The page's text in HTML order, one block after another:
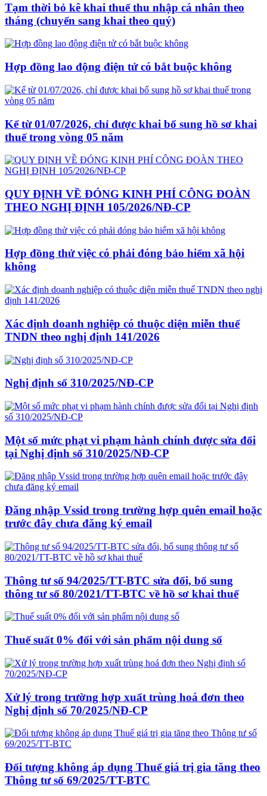
Tạm thời bỏ kê khai thuế thu nhập cá nhân theo
tháng (chuyển sang khai theo quý)
Hợp đồng lao động điện tử có bắt buộc không
Kể từ 01/07/2026, chỉ được khai bổ sung hồ sơ khai
thuế trong vòng 05 năm
QUY ĐỊNH VỀ ĐÓNG KINH PHÍ CÔNG ĐOÀN
THEO NGHỊ ĐỊNH 105/2026/NĐ-CP
Hợp đồng thử việc có phải đóng bảo hiểm xã hội
không
Xác định doanh nghiệp có thuộc diện miễn thuế
TNDN theo nghị định 141/2026
Nghị định số 310/2025/NĐ-CP
Một số mức phạt vi phạm hành chính được sửa đổi
tại Nghị định số 310/2025/NĐ-CP
Đăng nhập Vssid trong trường hợp quên email hoặc
trước đây chưa đăng ký email
Thông tư số 94/2025/TT-BTC sửa đổi, bổ sung
thông tư số 80/2021/TT-BTC về hồ sơ khai thuế
Thuế suất 0% đối với sản phẩm nội dung số
Xử lý trong trường hợp xuất trùng hoá đơn theo
Nghị định số 70/2025/NĐ-CP
Đối tượng không áp dụng Thuế giá trị gia tăng theo
Thông tư số 69/2025/TT-BTC